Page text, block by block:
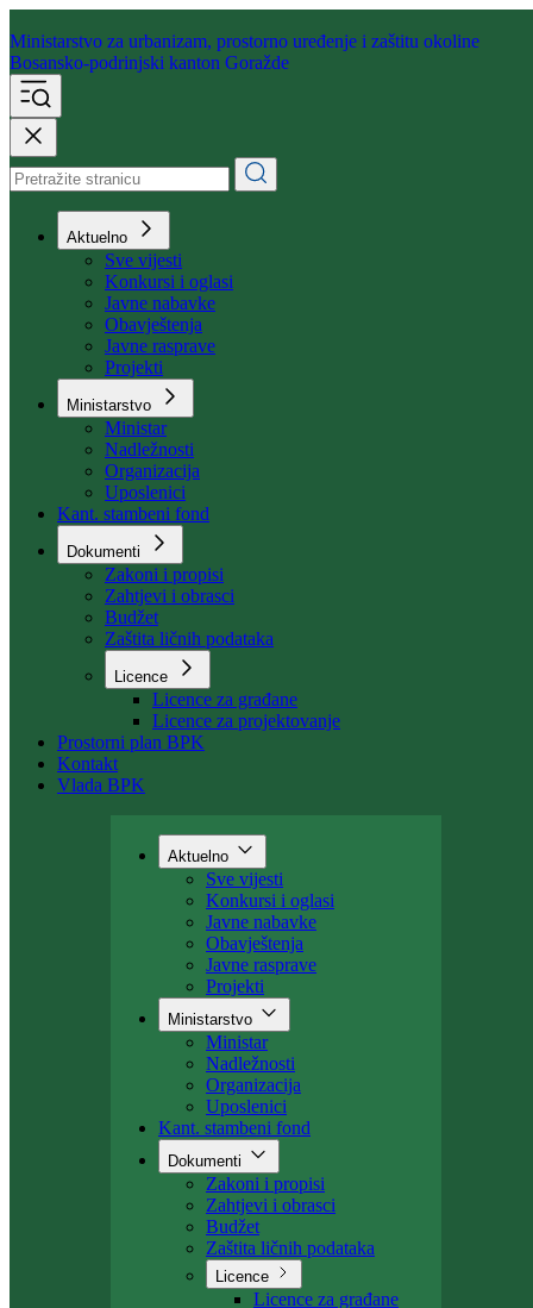
Ministarstvo za urbanizam,
Bosansko-podrinjski kanton Goražde
Aktuelno
Sve vijesti
Konkursi i oglasi
Javne nabavke
Obavještenja
Javne rasprave
Projekti
Ministarstvo
Ministar
Nadležnosti
Organizacija
Uposlenici
Kant. stambeni fond
Dokumenti
Zakoni i propisi
Zahtjevi i obrasci
Budžet
Zaštita ličnih podataka
Licence
Vlada BPK
Aktuelno
Sve vijesti
Konkursi i oglasi
Javne nabavke
Obavještenja
Javne rasprave
Projekti
Ministarstvo
Ministar
Nadležnosti
Organizacija
Uposlenici
Kant. stambeni fond
Dokumenti
Zakoni i propisi
Zahtjevi i obrasci
Budžet